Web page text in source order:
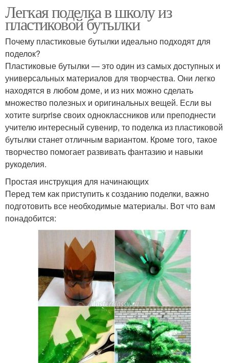
Легкая поделка в школу из
пластиковой бутылки
Почему пластиковые бутылки идеально подходят для
поделок?
Пластиковые бутылки — это один из самых доступных и
универсальных материалов для творчества. Они легко
находятся в любом доме, и из них можно сделать
множество полезных и оригинальных вещей. Если вы
хотите surprise своих одноклассников или преподнести
учителю интересный сувенир, то поделка из пластиковой
бутылки станет отличным вариантом. Кроме того, такое
творчество помогает развивать фантазию и навыки
рукоделия.
Простая инструкция для начинающих
Перед тем как приступить к созданию поделки, важно
подготовить все необходимые материалы. Вот что вам
понадобится: